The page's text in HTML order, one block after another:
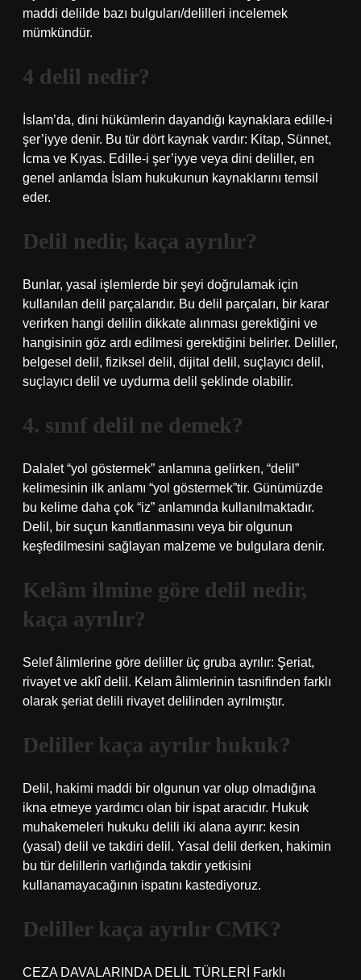
maddi delilde bazı bulguları/delilleri incelemek
mümkündür.
4 delil nedir?
İslam’da, dini hükümlerin dayandığı kaynaklara edille-i
şer’iyye denir. Bu tür dört kaynak vardır: Kitap, Sünnet,
İcma ve Kıyas. Edille-i şer’iyye veya dini deliller, en
genel anlamda İslam hukukunun kaynaklarını temsil
eder.
Delil nedir, kaça ayrılır?
Bunlar, yasal işlemlerde bir şeyi doğrulamak için
kullanılan delil parçalarıdır. Bu delil parçaları, bir karar
verirken hangi delilin dikkate alınması gerektiğini ve
hangisinin göz ardı edilmesi gerektiğini belirler. Deliller,
belgesel delil, fiziksel delil, dijital delil, suçlayıcı delil,
suçlayıcı delil ve uydurma delil şeklinde olabilir.
4. sınıf delil ne demek?
Dalalet “yol göstermek” anlamına gelirken, “delil”
kelimesinin ilk anlamı “yol göstermek”tir. Günümüzde
bu kelime daha çok “iz” anlamında kullanılmaktadır.
Delil, bir suçun kanıtlanmasını veya bir olgunun
keşfedilmesini sağlayan malzeme ve bulgulara denir.
Kelâm ilmine göre delil nedir,
kaça ayrılır?
Selef âlimlerine göre deliller üç gruba ayrılır: Şeriat,
rivayet ve aklî delil. Kelam âlimlerinin tasnifinden farklı
olarak şeriat delili rivayet delilinden ayrılmıştır.
Deliller kaça ayrılır hukuk?
Delil, hakimi maddi bir olgunun var olup olmadığına
ikna etmeye yardımcı olan bir ispat aracıdır. Hukuk
muhakemeleri hukuku delili iki alana ayırır: kesin
(yasal) delil ve takdiri delil. Yasal delil derken, hakimin
bu tür delillerin varlığında takdir yetkisini
kullanamayacağının ispatını kastediyoruz.
Deliller kaça ayrılır CMK?
CEZA DAVALARINDA DELİL TÜRLERİ Farklı